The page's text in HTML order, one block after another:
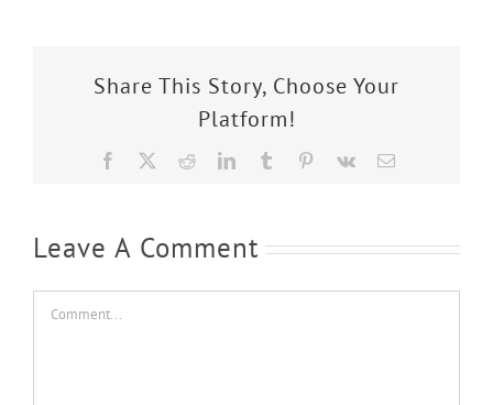
Share This Story, Choose Your
Platform!
Facebook RedditLinkedInTumblr Pinterest
Vk Email
Leave A Comment
Comment